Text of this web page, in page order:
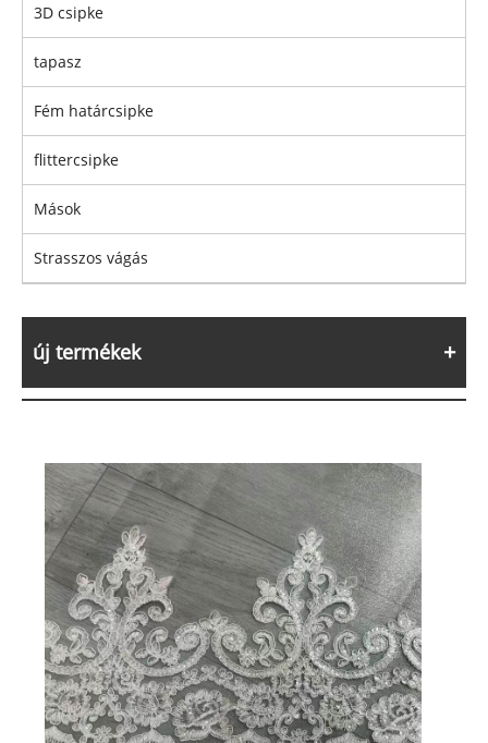
3D csipke
tapasz
Fém határcsipke
flittercsipke
Mások
Strasszos vágás
új termékek